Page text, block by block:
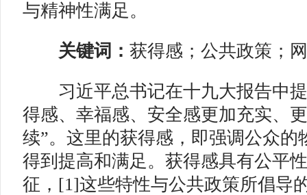
与精神性满足。
关键词： 获得感；公共政策；
习近平总书记在十九大报告中
得感、幸福感、安全感更加充实、
续”。这里的获得感，即强调公众的
得到提高和满足。获得感具有公平
征，[1]这些特性与公共政策所倡导